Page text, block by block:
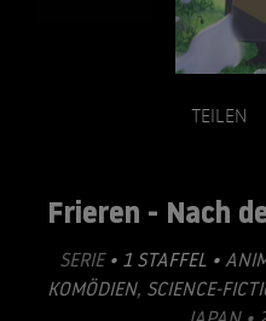
TEILEN
Frieren - Nach
SERIE • 1 STAFFEL •
KOMÖDIEN, SCIENCE-